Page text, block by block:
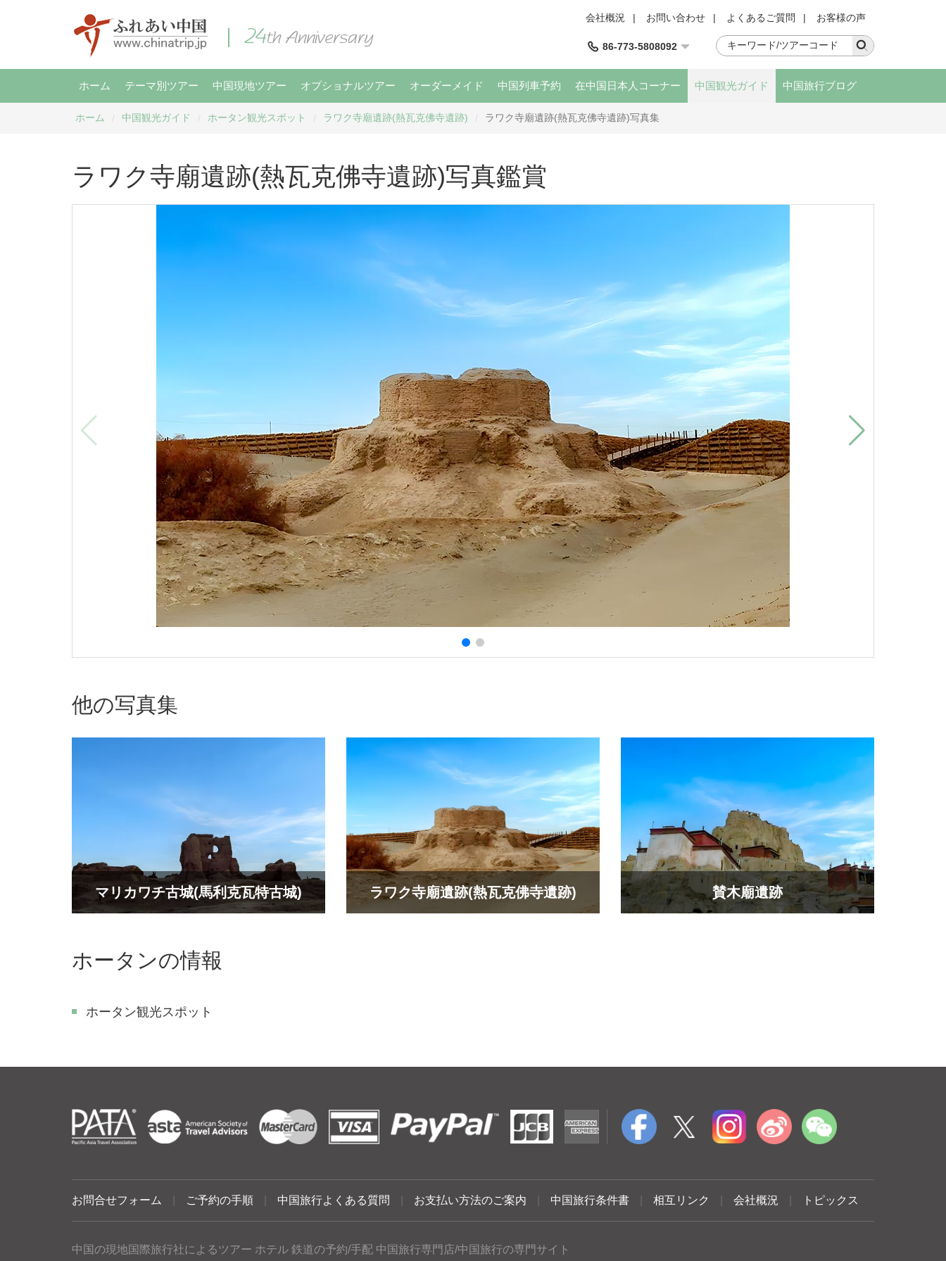
会社概況 | お問い合わせ | よくあるご質問 | お客様の声
86-773-5808092
ホーム テーマ別ツアー 中国現地ツアー オプショナルツアー オーダーメイド 中国列車予約 在中国日本人コーナー 中国観光ガイド 中国旅行ブログ
ホーム 中国観光ガイド ホータン観光スポット ラワク寺廟遺跡(熱瓦克佛寺遺跡) ラワク寺廟遺跡(熱瓦克佛寺遺跡)写真集
ラワク寺廟遺跡(熱瓦克佛寺遺跡)写真鑑賞
他の写真集
マリカワチ古城(馬利克瓦特古城) ラワク寺廟遺跡(熱瓦克佛寺遺跡) 賛木廟遺跡
ホータンの情報
ホータン観光スポット
お問合せフォーム ご予約の手順 中国旅行よくある質問 お支払い方法のご案内 中国旅行条件書 相互リンク 会社概況 トピックス
中国の現地国際旅行社によるツアー ホテル 鉄道の予約/手配 中国旅行専門店/中国旅行の専門サイト